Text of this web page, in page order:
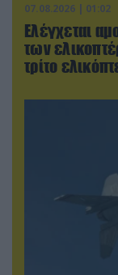
07.08.2026 | 01:02
Ελέγχεται
των
τρίτο